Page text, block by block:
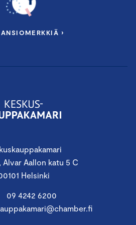
Alvar Aallon katu 5 C
Helsinki
09 4242 6200
›